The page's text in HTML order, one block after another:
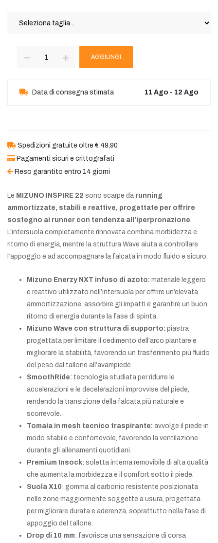
AGGIUNGI
Data di consegna stimata 11 Ago - 12 Ago
Spedizioni gratuite oltre € 49,90
Pagamenti sicuri e crittografati
Reso garantito entro 14 giorni
Le MIZUNO INSPIRE 22 sono scarpe da running
ammortizzate, stabili e reattive, progettate per offrire
sostegno ai runner con tendenza all’iperpronazione
L’intersuola completamente rinnovata combina morbidezza e
ritorno di energia, mentre la struttura Wave aiuta a controllare
l’appoggio e ad accompagnare la falcata in modo fluido e sicuro.
Mizuno Enerzy NXT infuso di azoto: materiale leggero
e reattivo utilizzato nell’intersuola per offrire un’elevata
ammortizzazione, assorbire gli impatti e garantire un buon
ritorno di energia durante la fase di spinta.
Mizuno Wave con struttura di supporto: piastra
progettata per limitare il cedimento dell’arco plantare e
migliorare la stabilità, favorendo un trasferimento più fluido
del peso dal tallone all’avampiede.
SmoothRide: tecnologia studiata per ridurre le
accelerazioni e le decelerazioni improvvise del piede,
rendendo la transizione della falcata più naturale e
scorrevole.
Tomaia in mesh tecnico traspirante: avvolge il piede in
modo stabile e confortevole, favorendo la ventilazione
durante gli allenamenti quotidiani.
Premium Insock: soletta interna removibile di alta qualità
che aumenta la morbidezza e il comfort sotto il piede.
Suola X10: gomma al carbonio resistente posizionata
nelle zone maggiormente soggette a usura, progettata
per migliorare durata e aderenza, soprattutto nella fase di
appoggio del tallone.
Drop di 10 mm: favorisce una sensazione di corsa